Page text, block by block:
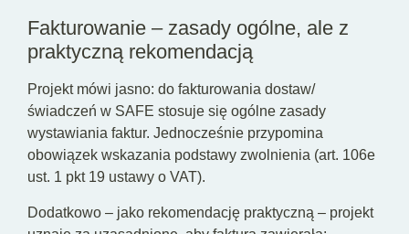
Fakturowanie – zasady ogólne, ale z
praktyczną rekomendacją
Projekt mówi jasno: do fakturowania dostaw/
świadczeń w SAFE stosuje się ogólne zasady
wystawiania faktur. Jednocześnie przypomina
obowiązek wskazania podstawy zwolnienia (art. 106e
ust. 1 pkt 19 ustawy o VAT).
Dodatkowo – jako rekomendację praktyczną – projekt